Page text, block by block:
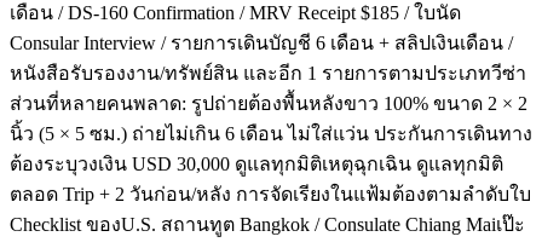
เดือน / DS-160 Confirmation / MRV Receipt $185 / ใบนัด
Consular Interview / รายการเดินบัญชี 6 เดือน + สลิปเงินเดือน /
หนังสือรับรองงาน/ทรัพย์สิน และอีก 1 รายการตามประเภทวีซ่า
ส่วนที่หลายคนพลาด: รูปถ่ายต้องพื้นหลังขาว 100% ขนาด 2 × 2
นิ้ว (5 × 5 ซม.) ถ่ายไม่เกิน 6 เดือน ไม่ใส่แว่น ประกันการเดินทาง
ต้องระบุวงเงิน USD 30,000 ดูแลทุกมิติเหตุฉุกเฉิน ดูแลทุกมิติ
ตลอด Trip + 2 วันก่อน/หลัง การจัดเรียงในแฟ้มต้องตามลำดับใบ
Checklist ของU.S. สถานทูต Bangkok / Consulate Chiang Maiเป๊ะ